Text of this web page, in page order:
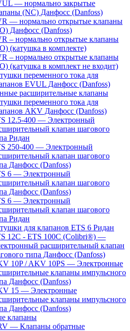
— нормально закрытые
(NC) Данфосс (Danfoss)
— нормально открытые клапаны
Данфосс (Danfoss)
– нормально открытые клапаны
(катушка в комплекте)
– нормально открытые клапаны
(катушка в комплект не входит)
переменного тока для
EVUL Данфосс (Danfoss)
расширительные клапаны
переменного тока для
AKV Данфосс (Danfoss)
12.5-400 — Электронный
клапан шагового
Ридан
250-400 — Электронный
клапан шагового
Данфосс (Danfoss)
6 — Электронный
клапан шагового
Данфосс (Danfoss)
6 — Электронный
клапан шагового
Ридан
для клапанов ETS 6 Ридан
12C - ETS 100C (Colibri®) —
расширительный клапан
типа Данфосс (Danfoss)
10P / AKV 10PS — Электронные
клапаны импульсного
Данфосс (Danfoss)
15 — Электронные
клапаны импульсного
Данфосс (Danfoss)
клапаны
— Клапаны обратные